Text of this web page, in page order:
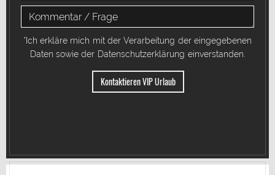
*Ich erkläre mich mit der Verarbeitung der eingegebenen
Daten sowie der Datenschutzerklärung einverstanden.